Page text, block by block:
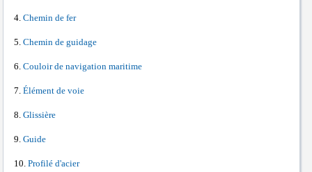
Chemin de fer
Chemin de guidage
Couloir de navigation maritime
Élément de voie
Glissière
Guide
Profilé d'acier